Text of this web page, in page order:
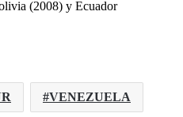
(2008) y Ecuador
VENEZUELA